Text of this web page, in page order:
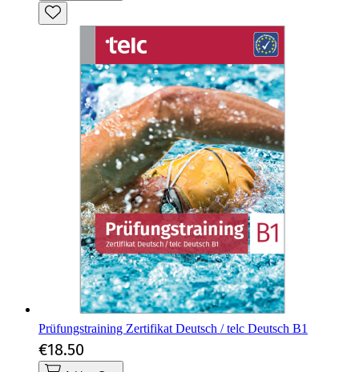
Prüfungstraining Zertifikat Deutsch / telc Deutsch B1
€18.50